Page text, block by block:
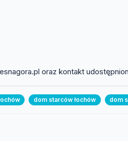
oraz kontakt
dom starców łochów dom